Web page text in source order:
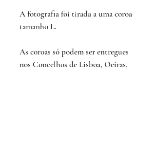
A fotografia foi tirada a uma coroa
tamanho L.
As coroas só podem ser entregues
nos Concelhos de Lisboa, Oeiras,